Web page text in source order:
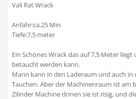
Vali Rat Wrack
Anfahr:ca.25 Min
Tiefe:7,5 meter
Ein Schönes Wrack das auf 7,5 Meter
betaucht werden kann.
Mann kann in den Laderaum und auch in
Tauchen. Aber der Machinenraum ist am
Zilinder Machine drinen sie ist risig, und